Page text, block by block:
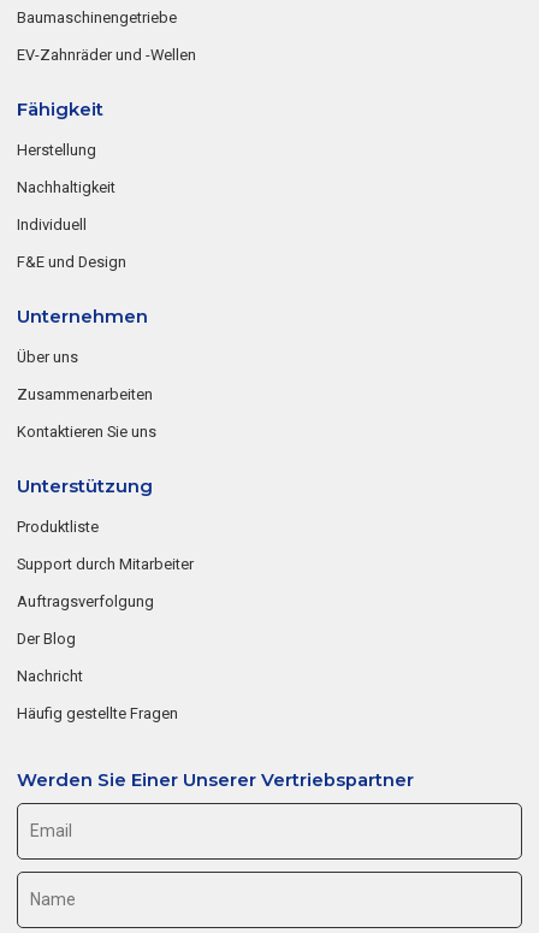
Baumaschinengetriebe
EV-Zahnräder und -Wellen
Fähigkeit
Herstellung
Nachhaltigkeit
Individuell
F&E und Design
Unternehmen
Über uns
Zusammenarbeiten
Kontaktieren Sie uns
Unterstützung
Produktliste
Support durch Mitarbeiter
Auftragsverfolgung
Der Blog
Nachricht
Häufig gestellte Fragen
Werden Sie Einer Unserer Vertriebspartner